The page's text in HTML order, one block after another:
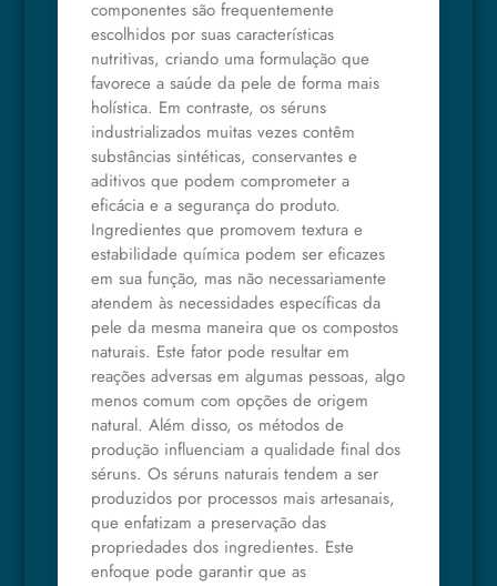
componentes são frequentemente
escolhidos por suas características
nutritivas, criando uma formulação que
favorece a saúde da pele de forma mais
holística. Em contraste, os séruns
industrializados muitas vezes contêm
substâncias sintéticas, conservantes e
aditivos que podem comprometer a
eficácia e a segurança do produto.
Ingredientes que promovem textura e
estabilidade química podem ser eficazes
em sua função, mas não necessariamente
atendem às necessidades específicas da
pele da mesma maneira que os compostos
naturais. Este fator pode resultar em
reações adversas em algumas pessoas, algo
menos comum com opções de origem
natural. Além disso, os métodos de
produção influenciam a qualidade final dos
séruns. Os séruns naturais tendem a ser
produzidos por processos mais artesanais,
que enfatizam a preservação das
propriedades dos ingredientes. Este
enfoque pode garantir que as